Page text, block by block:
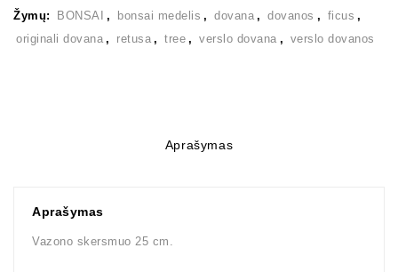
Žymų: BONSAI , bonsai medelis , dovana , dovanos , ficus ,
originali dovana , retusa , tree , verslo dovana , verslo dovanos
Aprašymas
Aprašymas
Vazono skersmuo 25 cm.